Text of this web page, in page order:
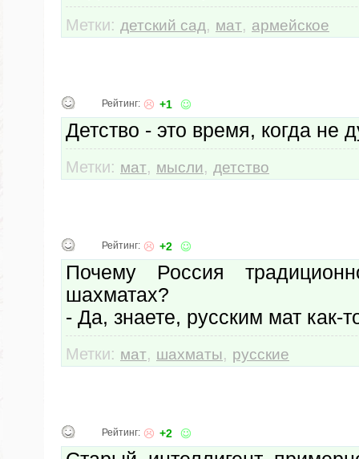
Метки: детский сад, мат, армейское
Рейтинг: +1
Детство - это время, когда не
Метки: мат, мысли, детство
Рейтинг: +2
Почему Россия
шахматах?
- Да, знаете, русским мат как-
Метки: мат, шахматы, русские
Рейтинг: +2